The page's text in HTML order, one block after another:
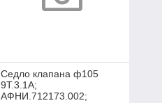
Седло клапана ф105
9Т.3.1А;
АФНИ.712173.002;